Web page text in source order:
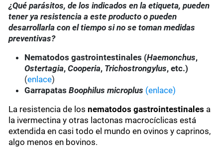
¿Qué parásitos, de los indicados en la etiqueta, pueden
tener ya resistencia a este producto o pueden
desarrollarla con el tiempo si no se toman medidas
preventivas?
Nematodos gastrointestinales (Haemonchus,
Ostertagia,Cooperia, Trichostrongylus, etc.)
(enlace)
GarrapatasBoophilus microplus (enlace)
La resistencia de losnematodos gastrointestinales a
la ivermectina y otras lactonas macrocíclicas está
extendida en casi todo el mundo en ovinos y caprinos,
algo menos en bovinos.